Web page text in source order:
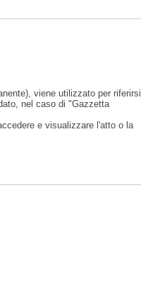
viene utilizzato per riferirsi
nel caso di "Gazzetta
e visualizzare l'atto o la